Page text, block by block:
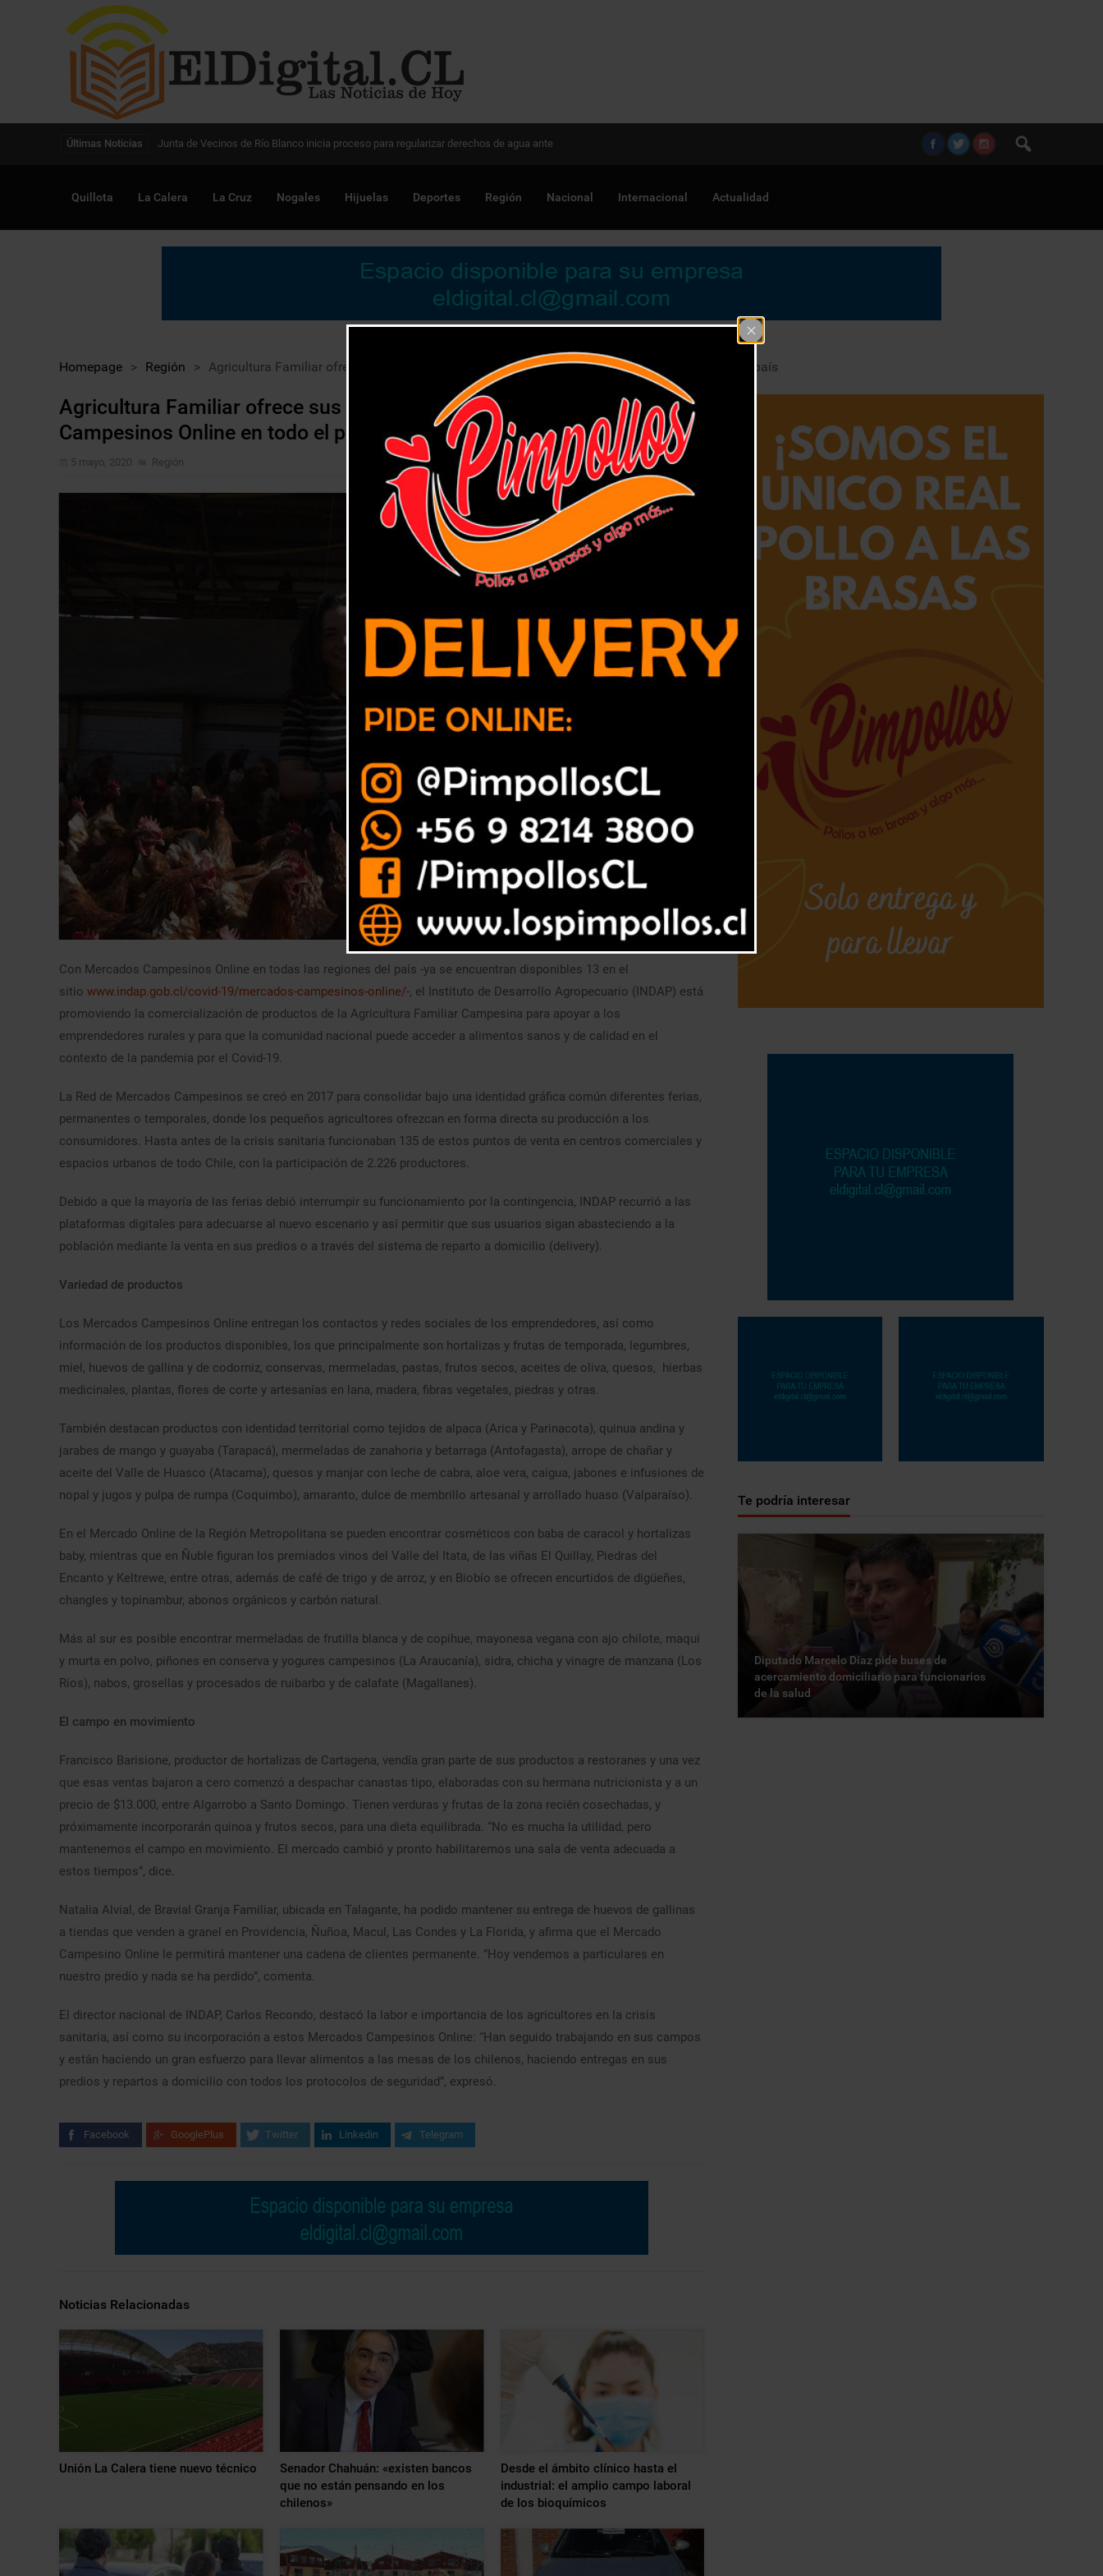
Últimas Noticias Digitalización de la gestión pública avanza en Chile para optimizar proyectos
Quillota La Calera La Cruz Nogales Hijuelas Deportes Región Nacional Internacional Actualidad
Homepage > Región > Agricultura Familiar ofrece sus productos a través de Mercados Campesinos Online en todo el país
Agricultura Familiar ofrece sus productos a través de Mercados
Campesinos Online en todo el país
5 mayo, 2020 Región
Con Mercados Campesinos Online en todas las regiones del país -ya se encuentran disponibles 13 en el
sitio www.indap.gob.cl/covid-19/mercados-campesinos-online/-, el Instituto de Desarrollo Agropecuario (INDAP) está
promoviendo la comercialización de productos de la Agricultura Familiar Campesina para apoyar a los
emprendedores rurales y para que la comunidad nacional puede acceder a alimentos sanos y de calidad en el
contexto de la pandemia por el Covid-19.
La Red de Mercados Campesinos se creó en 2017 para consolidar bajo una identidad gráfica común diferentes ferias,
permanentes o temporales, donde los pequeños agricultores ofrezcan en forma directa su producción a los
consumidores. Hasta antes de la crisis sanitaria funcionaban 135 de estos puntos de venta en centros comerciales y
espacios urbanos de todo Chile, con la participación de 2.226 productores.
Debido a que la mayoría de las ferias debió interrumpir su funcionamiento por la contingencia, INDAP recurrió a las
plataformas digitales para adecuarse al nuevo escenario y así permitir que sus usuarios sigan abasteciendo a la
población mediante la venta en sus predios o a través del sistema de reparto a domicilio (delivery).
Variedad de productos
Los Mercados Campesinos Online entregan los contactos y redes sociales de los emprendedores, así como
información de los productos disponibles, los que principalmente son hortalizas y frutas de temporada, legumbres,
miel, huevos de gallina y de codorniz, conservas, mermeladas, pastas, frutos secos, aceites de oliva, quesos, hierbas
medicinales, plantas, flores de corte y artesanías en lana, madera, fibras vegetales, piedras y otras.
También destacan productos con identidad territorial como tejidos de alpaca (Arica y Parinacota), quinua andina y
jarabes de mango y guayaba (Tarapacá), mermeladas de zanahoria y betarraga (Antofagasta), arrope de chañar y
aceite del Valle de Huasco (Atacama), quesos y manjar con leche de cabra, aloe vera, caigua, jabones e infusiones de
nopal y jugos y pulpa de rumpa (Coquimbo), amaranto, dulce de membrillo artesanal y arrollado huaso (Valparaíso).
En el Mercado Online de la Región Metropolitana se pueden encontrar cosméticos con baba de caracol y hortalizas
baby, mientras que en Ñuble figuran los premiados vinos del Valle del Itata, de las viñas El Quillay, Piedras del
Encanto y Keltrewe, entre otras, además de café de trigo y de arroz, y en Biobío se ofrecen encurtidos de digüeñes,
changles y topinambur, abonos orgánicos y carbón natural.
Más al sur es posible encontrar mermeladas de frutilla blanca y de copihue, mayonesa vegana con ajo chilote, maqui
y murta en polvo, piñones en conserva y yogures campesinos (La Araucanía), sidra, chicha y vinagre de manzana (Los
Ríos), nabos, grosellas y procesados de ruibarbo y de calafate (Magallanes).
El campo en movimiento
Francisco Barisione, productor de hortalizas de Cartagena, vendía gran parte de sus productos a restoranes y una vez
que esas ventas bajaron a cero comenzó a despachar canastas tipo, elaboradas con su hermana nutricionista y a un
precio de $13.000, entre Algarrobo a Santo Domingo. Tienen verduras y frutas de la zona recién cosechadas, y
próximamente incorporarán quinoa y frutos secos, para una dieta equilibrada. “No es mucha la utilidad, pero
mantenemos el campo en movimiento. El mercado cambió y pronto habilitaremos una sala de venta adecuada a
estos tiempos”, dice.
Natalia Alvial, de Bravial Granja Familiar, ubicada en Talagante, ha podido mantener su entrega de huevos de gallinas
a tiendas que venden a granel en Providencia, Ñuñoa, Macul, Las Condes y La Florida, y afirma que el Mercado
Campesino Online le permitirá mantener una cadena de clientes permanente. ”Hoy vendemos a particulares en
nuestro predio y nada se ha perdido”, comenta.
El director nacional de INDAP, Carlos Recondo, destacó la labor e importancia de los agricultores en la crisis
sanitaria, así como su incorporación a estos Mercados Campesinos Online: “Han seguido trabajando en sus campos
y están haciendo un gran esfuerzo para llevar alimentos a las mesas de los chilenos, haciendo entregas en sus
predios y repartos a domicilio con todos los protocolos de seguridad”, expresó.
Facebook GooglePlus Twitter Linkedin Telegram
Noticias Relacionadas
Unión La Calera tiene nuevo técnico
Senador Chahuán: «existen bancos
que no están pensando en los
chilenos»
Desde el ámbito clínico hasta el
industrial: el amplio campo laboral
de los bioquímicos
Te podría interesar
Diputado Marcelo Díaz pide buses de
acercamiento domiciliario para funcionarios
de la salud